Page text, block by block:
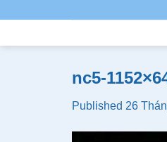
nc5-
Published 26